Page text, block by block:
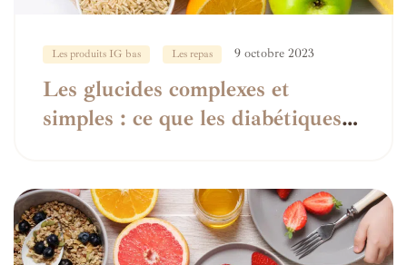
Les produits IG bas Les repas 9 octobre 2023
Les glucides complexes et
simples : ce que les diabétiques